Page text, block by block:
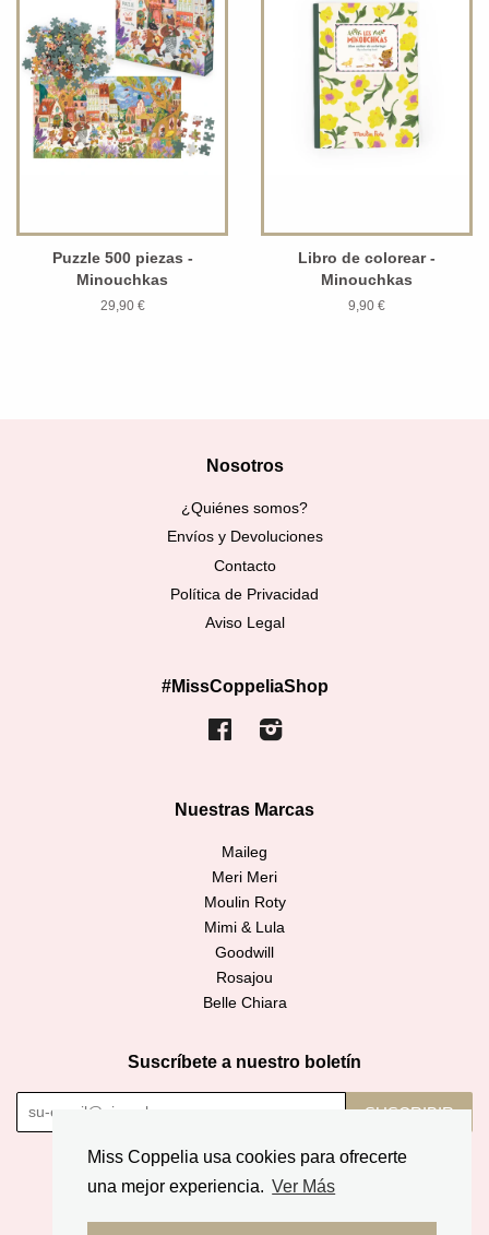
Miss Coppelia usa cookies para ofrecerte
una mejor experiencia. Ver Más
Puzzle 500 piezas -
Minouchkas
29,90 €
Libro de colorear -
Minouchkas
9,90 €
Nosotros
¿Quiénes somos?
Envíos y Devoluciones
Contacto
Política de Privacidad
Aviso Legal
#MissCoppeliaShop
FacebookInstagram
Nuestras Marcas
Maileg
Meri Meri
Moulin Roty
Mimi & Lula
Goodwill
Rosajou
Belle Chiara
Suscríbete a nuestro boletín
SUSCRIBIR
Copyright © 2026, Miss Coppelia